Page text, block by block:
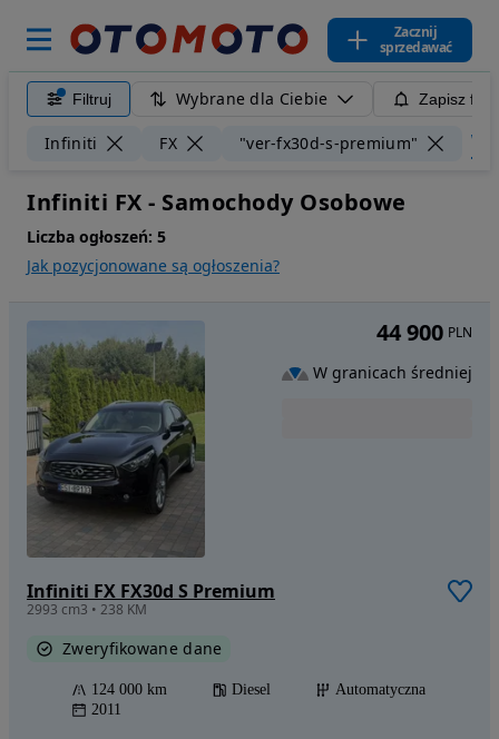
Zacznij
sprzedawać
Filtruj Wybrane dla Ciebie Zapisz
Infiniti FX "ver-fx30d-s-premium"
Infiniti FX - Samochody Osobowe
Liczba ogłoszeń: 5
Jak pozycjonowane są ogłoszenia?
Infiniti FX FX30d S Premium
2993 cm3 • 238 KM
Zweryfikowane dane
124 000 km Diesel
Automatyczna
2011
44 900 PLN
W granicach średniej